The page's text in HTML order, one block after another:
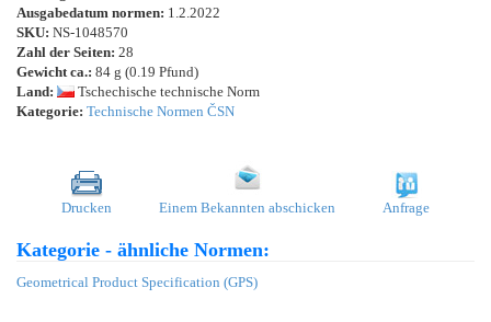
Ausgabedatum normen: 1.2.2022
SKU: NS-1048570
Zahl der Seiten: 28
Gewicht ca.: 84 g (0.19 Pfund)
Land:
Tschechische technische Norm
Kategorie: Technische Normen ČSN
Drucken Einem Bekannten abschicken Anfrage
Kategorie - ähnliche Normen:
Geometrical Product Specification (GPS)